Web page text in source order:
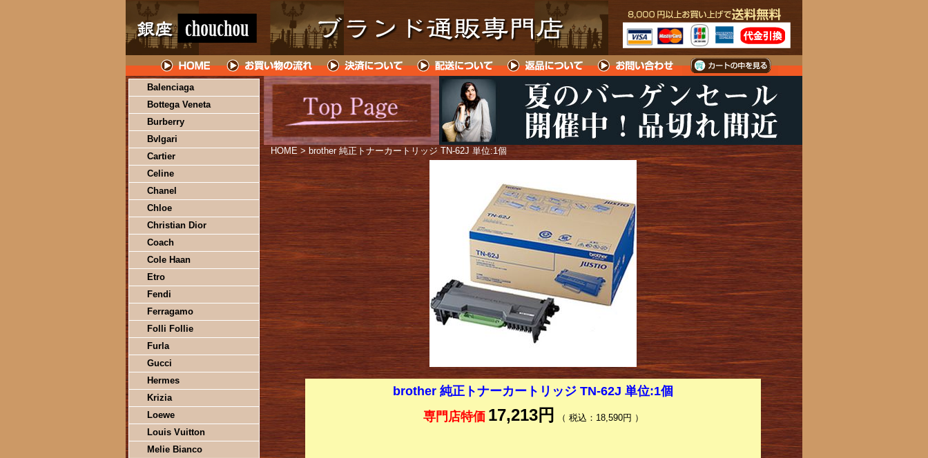
Balenciaga
Bottega Veneta
Burberry
Bvlgari
Cartier
Celine
Chanel
Chloe
Christian Dior
Coach
Cole Haan
Etro
Fendi
Ferragamo
Folli Follie
Furla
Gucci
Hermes
Krizia
Loewe
Louis Vuitton
Melie Bianco
HOME > brother 純正トナーカートリッジ TN-62J 単位:1個
brother 純正トナーカートリッジ TN-62J 単位:1個
専門店特価 17,213円 （ 税込：18,590円 ）